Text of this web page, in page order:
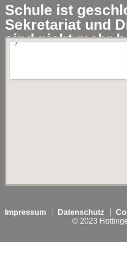
Schule ist
Sekretariat und
sind nicht mehr
Impressum Datenschutz
© 2023